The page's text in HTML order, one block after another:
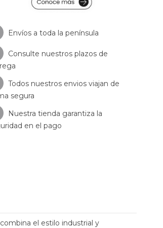
Envíos a toda la península
Consulte nuestros plazos de
Todos nuestros envios viajan de
segura
Nuestra tienda garantiza la
en el pago
el estilo industrial y